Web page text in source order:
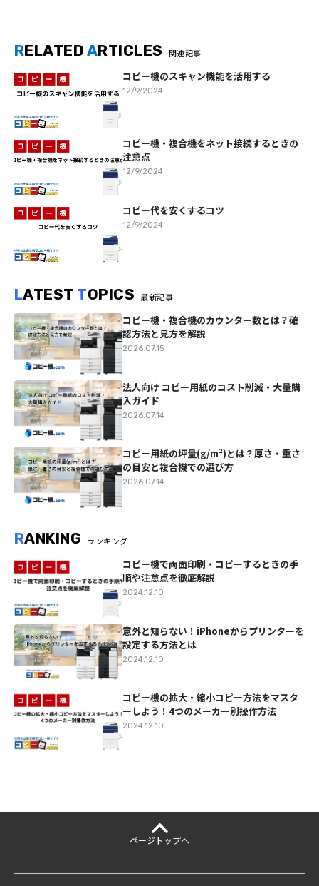
RELATED ARTICLES 関連記事
コピー機のスキャン機能を活用する
12/9/2024
コピー機・複合機をネット接続するときの
注意点
12/9/2024
コピー代を安くするコツ
12/9/2024
LATEST TOPICS 最新記事
コピー機・複合機のカウンター数とは？確
認方法と見方を解説
2026.07.15
法人向け コピー用紙のコスト削減・大量購
入ガイド
2026.07.14
コピー用紙の坪量(g/m²)とは？厚さ・重さ
の目安と複合機での選び方
2026.07.14
RANKING ランキング
コピー機で両面印刷・コピーするときの手
順や注意点を徹底解説
2024.12.10
意外と知らない！iPhoneからプリンターを
設定する方法とは
2024.12.10
コピー機の拡大・縮小コピー方法をマスタ
ーしよう！4つのメーカー別操作方法
2024.12.10
ページ トップへ